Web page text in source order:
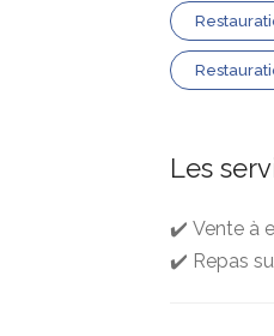
Les
✔️ Vente à
✔️ Repas